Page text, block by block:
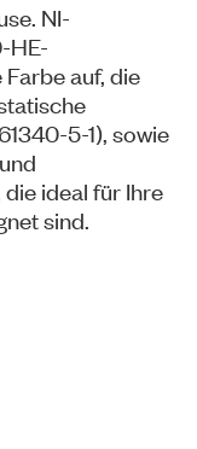
NI-
HE-
auf, die
5-1), sowie
ideal für Ihre
sind.